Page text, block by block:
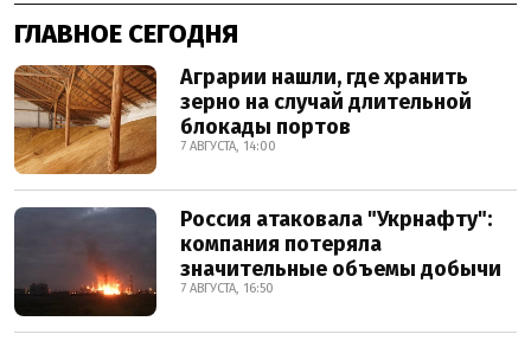
ГЛАВНОЕ СЕГОДНЯ
Аграрии нашли, где хранить
зерно на случай длительной
блокады портов
7 АВГУСТА, 14:00
Россия атаковала "Укрнафту":
компания потеряла
значительные объемы добычи
7 АВГУСТА, 16:50